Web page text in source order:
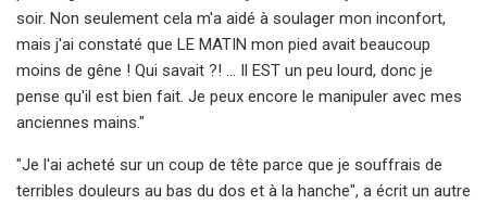
soir. Non seulement cela m'a aidé à soulager mon inconfort,
mais j'ai constaté que LE MATIN mon pied avait beaucoup
moins de gêne ! Qui savait ?! ... Il EST un peu lourd, donc je
pense qu'il est bien fait. Je peux encore le manipuler avec mes
anciennes mains."
"Je l'ai acheté sur un coup de tête parce que je souffrais de
terribles douleurs au bas du dos et à la hanche", a écrit un autre